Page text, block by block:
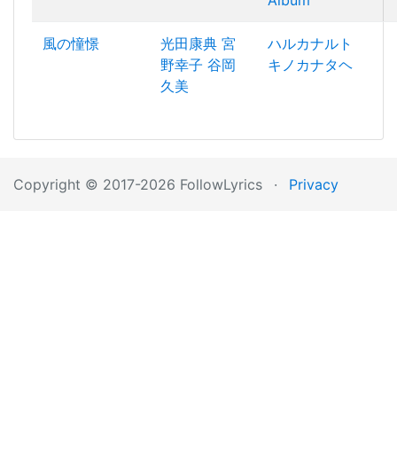
風の憧憬 光田康典 宮
野幸子 谷岡
久美
ハルカナルト
キノカナタヘ
Copyright © 2017-2026 FollowLyrics · Privacy